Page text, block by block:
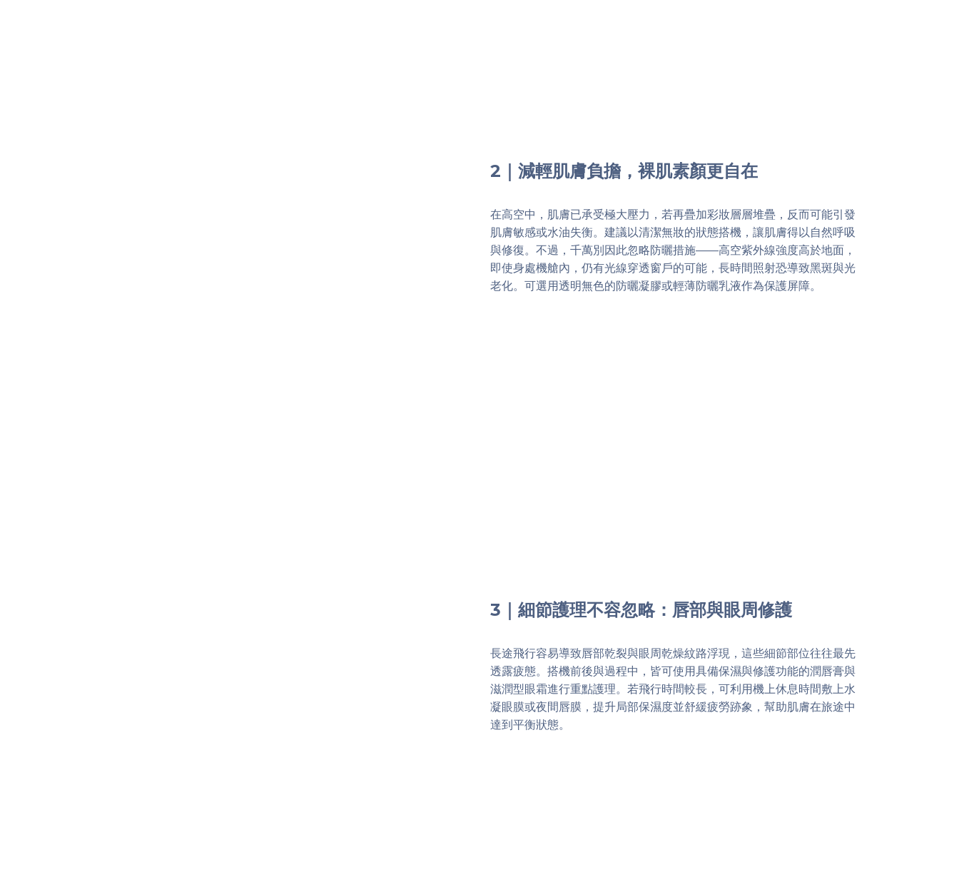
2｜減輕肌膚負擔，裸肌素顏更自在
在高空中，肌膚已承受極大壓力，若再疊加彩妝層層堆疊，反而可能引發
肌膚敏感或水油失衡。建議以清潔無妝的狀態搭機，讓肌膚得以自然呼吸
與修復。不過，千萬別因此忽略防曬措施——高空紫外線強度高於地面，
即使身處機艙內，仍有光線穿透窗戶的可能，長時間照射恐導致黑斑與光
老化。可選用透明無色的防曬凝膠或輕薄防曬乳液作為保護屏障。
3｜細節護理不容忽略：唇部與眼周修護
長途飛行容易導致唇部乾裂與眼周乾燥紋路浮現，這些細節部位往往最先
透露疲態。搭機前後與過程中，皆可使用具備保濕與修護功能的潤唇膏與
滋潤型眼霜進行重點護理。若飛行時間較長，可利用機上休息時間敷上水
凝眼膜或夜間唇膜，提升局部保濕度並舒緩疲勞跡象，幫助肌膚在旅途中
達到平衡狀態。